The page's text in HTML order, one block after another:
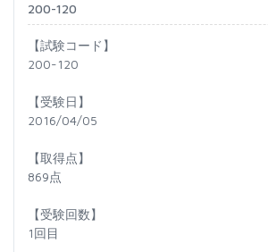
200-120
【試験コード】
200-120
【受験日】
2016/04/05
【取得点】
869点
【受験回数】
1回目